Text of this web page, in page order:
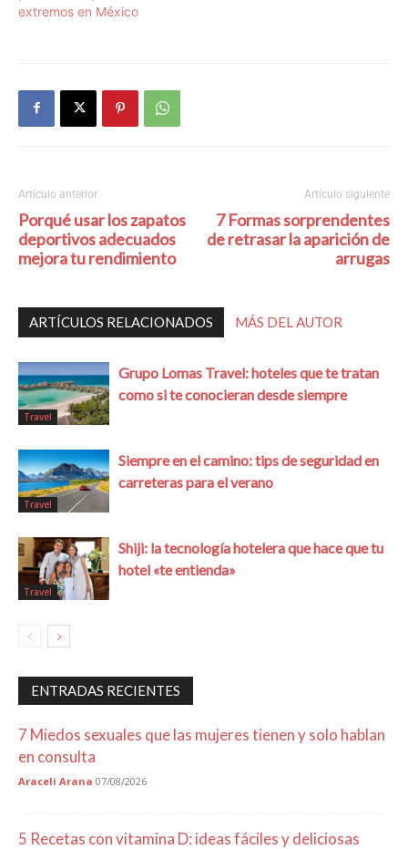
extremos en México
Artículo anterior
Porqué usar los zapatos
deportivos adecuados
mejora tu rendimiento
Artículo siguiente
7 Formas sorprendentes
de retrasar la aparición de
arrugas
ARTÍCULOS RELACIONADOS MÁS DEL AUTOR
Travel
Grupo Lomas Travel: hoteles que te tratan
como si te conocieran desde siempre
Travel
Siempre en el camino: tips de seguridad en
carreteras para el verano
Travel
Shiji: la tecnología hotelera que hace que tu
hotel «te entienda»
ENTRADAS RECIENTES
7 Miedos sexuales que las mujeres tienen y solo hablan
en consulta
Araceli Arana 07/08/2026
5 Recetas con vitamina D: ideas fáciles y deliciosas